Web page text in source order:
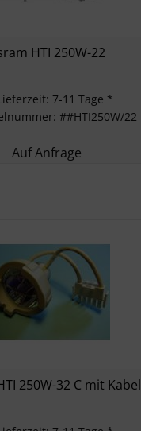
HTI 250W-22
7-11 Tage *
##HTI250W/22
Auf Anfrage
250W-32 C mit Kabel